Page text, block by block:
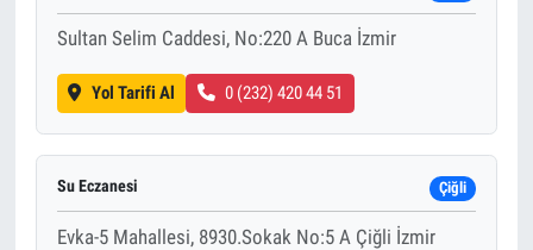
Sultan Selim Caddesi, No:220 A Buca İzmir
Yol Tarifi Al 0 (232) 420 44 51
Su Eczanesi Çiğli
Evka-5 Mahallesi, 8930.Sokak No:5 A Çiğli İzmir